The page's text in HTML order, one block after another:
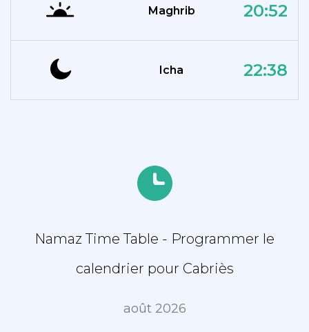
Maghrib 20:52
Icha 22:38
Namaz Time Table - Programmer le
calendrier pour Cabriès
août 2026